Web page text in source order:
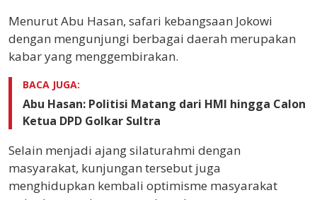
Menurut Abu Hasan, safari kebangsaan Jokowi
dengan mengunjungi berbagai daerah merupakan
kabar yang menggembirakan.
BACA JUGA:
Abu Hasan: Politisi Matang dari HMI hingga Calon
Ketua DPD Golkar Sultra
Selain menjadi ajang silaturahmi dengan
masyarakat, kunjungan tersebut juga
menghidupkan kembali optimisme masyarakat